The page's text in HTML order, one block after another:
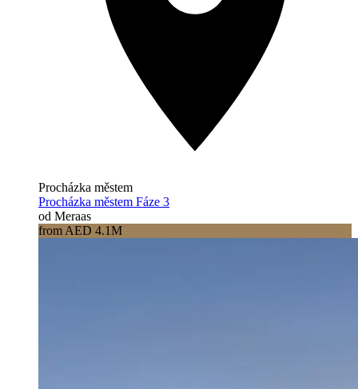
Procházka městem
Procházka městem Fáze 3
od Meraas
from AED 4.1M